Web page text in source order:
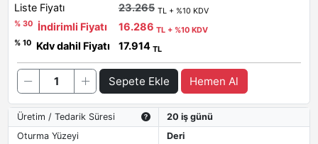
Liste Fiyatı 23.265 TL + %10 KDV
% 30
İndirimli Fiyatı 16.286 TL + %10 KDV
% 10
Kdv dahil Fiyatı 17.914 TL
Sepete Ekle Hemen Al
Üretim / Tedarik Süresi
20 iş günü
Oturma Yüzeyi
Deri